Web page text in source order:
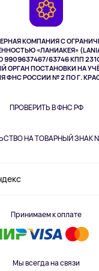
КОМПАНИЯ С
«ЛАНИАКЕЯ»
63746 КПП
ОРГАН ПОСТАНОВКИ НА
ФНС РОССИИ № 2 ПО Г.
ПРОВЕРИТЬ В ФНС РФ
НА ТОВАРНЫЙ ЗНАК
Принимаем к оплате
Мы всегда на связи